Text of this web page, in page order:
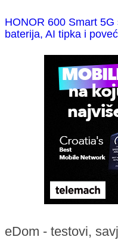
HONOR 600 Smart
baterija, AI tipka i
eDom - testovi,